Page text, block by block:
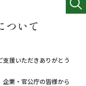
ついて
援いただきありがとう
業・官公庁の皆様から